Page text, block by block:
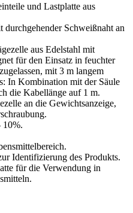
und Lastplatte aus
Schweißnaht an
aus Edelstahl mit
für den Einsatz in feuchter
mit 3 m langem
In Kombination mit der Säule
die Kabellänge auf 1 m.
an die Gewichtsanzeige,
Identifizierung des Produkts.
für die Verwendung in